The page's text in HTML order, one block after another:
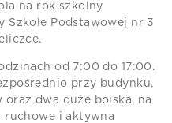
na rok szkolny
Szkole Podstawowej nr 3
od 7:00 do 17:00.
przy budynku,
dwa duże boiska, na
ruchowe i aktywna